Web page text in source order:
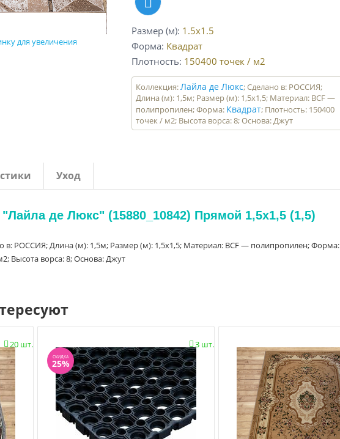
для увеличения
Размер (м) 1.5x1.5
Форма Квадрат
Плотность 150400 точек / м2
Коллекция:Лайла де Люкс; Сделано в: РОССИЯ;
Длина (м): 1,5м; Размер (м): 1,5х1,5; Материал: BCF —
полипропилен; Форма: Квадрат; Плотность: 150400
точек / м2; Высота ворса: 8; Основа: Джут
Уход
де Люкс" (15880_10842) Прямой 1,5х1,5 (1,5)
в: РОССИЯ; Длина (м): 1,5м; Размер (м): 1,5х1,5; Материал: BCF — полипропилен; Форма:
Высота ворса: 8; Основа: Джут
20 шт.
 3 шт.

СКИДКА
25%